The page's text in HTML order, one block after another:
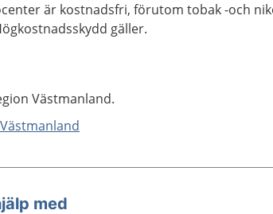
är kostnadsfri, förutom tobak -och
gäller.
Västmanland.
med